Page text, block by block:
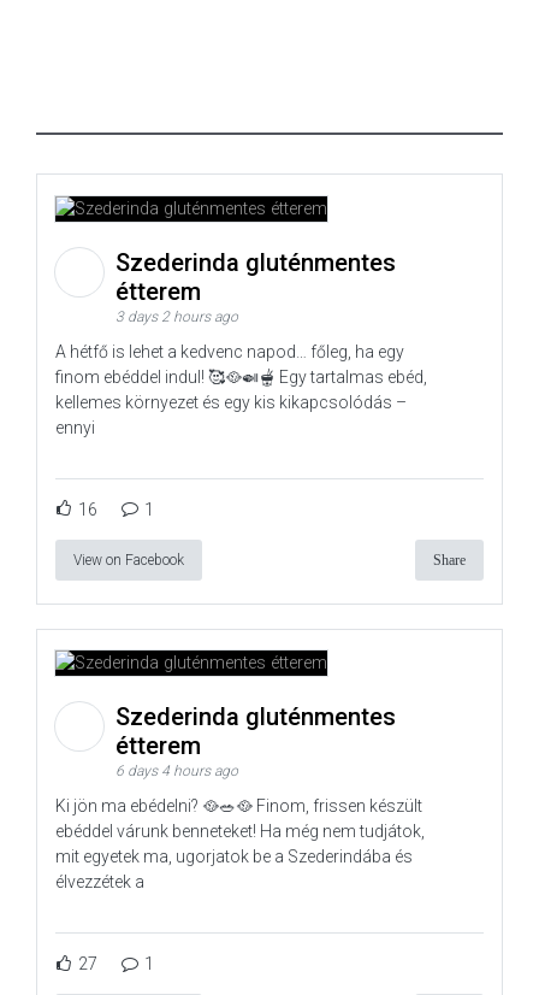
Szederinda gluténmentes
étterem
3 days 2 hours ago
A hétfő is lehet a kedvenc napod… főleg, ha egy
finom ebéddel indul! 🥰🥘🍛🫕 Egy tartalmas ebéd,
kellemes környezet és egy kis kikapcsolódás –
ennyi
16 1
View on Facebook Share
Szederinda gluténmentes
étterem
6 days 4 hours ago
Ki jön ma ebédelni? 🥘🥗🥘 Finom, frissen készült
ebéddel várunk benneteket! Ha még nem tudjátok,
mit egyetek ma, ugorjatok be a Szederindába és
élvezzétek a
27 1